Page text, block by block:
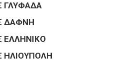
ΓΛΥΦΑΔΑ
ΔΑΦΝΗ
ΕΛΛΗΝΙΚΟ
ΗΛΙΟΥΠΟΛΗ